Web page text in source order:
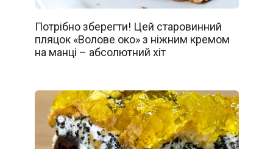
Потрібно зберегти! Цей старовинний
пляцок «Волове око» з ніжним кремом
на манці – абсолютний хіт